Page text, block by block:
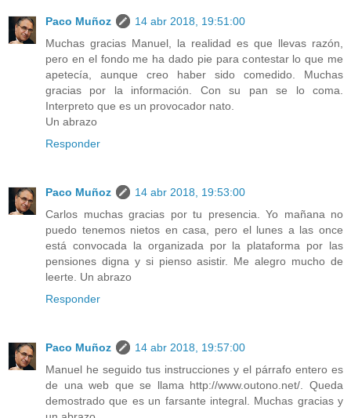
Paco Muñoz
14 abr 2018, 19:51:00
Muchas gracias Manuel, la realidad es que llevas razón,
pero en el fondo me ha dado pie para contestar lo que me
apetecía, aunque creo haber sido comedido. Muchas
gracias por la información. Con su pan se lo coma.
Interpreto que es un provocador nato.
Un abrazo
Responder
Paco Muñoz
14 abr 2018, 19:53:00
Carlos muchas gracias por tu presencia. Yo mañana no
puedo tenemos nietos en casa, pero el lunes a las once
está convocada la organizada por la plataforma por las
pensiones digna y si pienso asistir. Me alegro mucho de
leerte. Un abrazo
Responder
Paco Muñoz
14 abr 2018, 19:57:00
Manuel he seguido tus instrucciones y el párrafo entero es
de una web que se llama http://www.outono.net/. Queda
demostrado que es un farsante integral. Muchas gracias y